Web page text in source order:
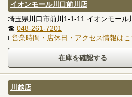
イオンモール川口前川店
埼玉県川口市前川1-1-11 イオンモール
☎ 048-261-7201
ℹ 営業時間・店休日・アクセス情報はこ
川越店